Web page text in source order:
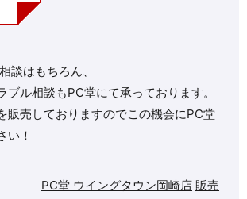
談はもちろん、
ブル相談もPC堂にて承っております。
販売しておりますのでこの機会にPC堂
い！
PC堂 ウイングタウン岡崎店 販売